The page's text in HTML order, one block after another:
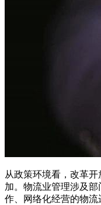
从政策环境看，改革
加。物流业管理涉及
作、网络化经营的物